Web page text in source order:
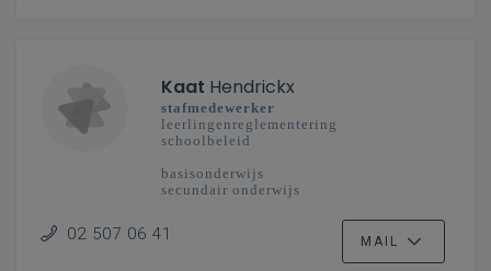
Kaat Hendrickx
stafmedewerker
leerlingenreglementering
schoolbeleid
basisonderwijs
secundair onderwijs
02 507 06 41 MAIL